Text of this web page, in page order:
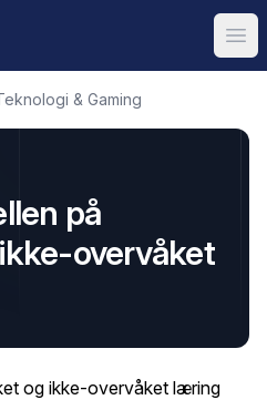
& Gaming
på
overvåket
og ikke-overvåket læring